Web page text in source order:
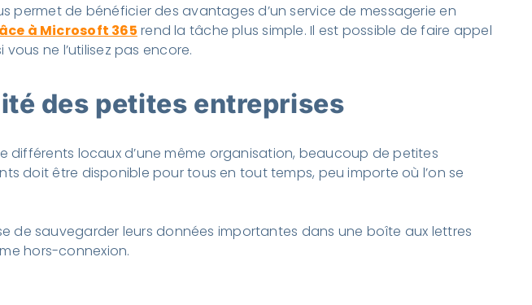
permet de bénéficier des avantages d’un service de messagerie en
à Microsoft 365 rend la tâche plus simple. Il est possible de faire appel
vous ne l’utilisez pas encore.
des petites entreprises
locaux d’une même organisation, beaucoup de petites
doit être disponible pour tous en tout temps, peu importe où l’on se
de sauvegarder leurs données importantes dans une boîte aux lettres
hors-connexion.